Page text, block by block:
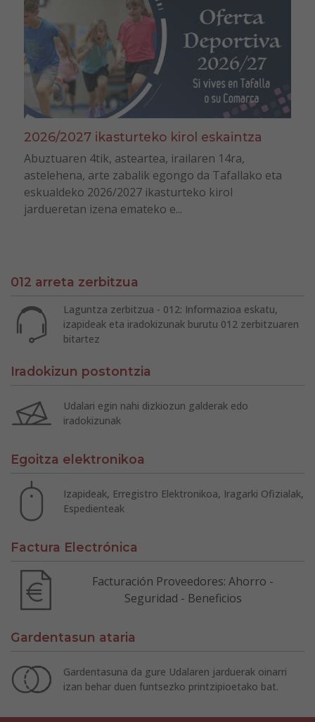
2026/2027 ikasturteko kirol eskaintza
Abuztuaren 4tik, asteartea, irailaren 14ra,
astelehena, arte zabalik egongo da Tafallako eta
eskualdeko 2026/2027 ikasturteko kirol
jardueretan izena emateko e...
012 arreta zerbitzua
Laguntza zerbitzua - 012: Informazioa eskatu,
izapideak eta iradokizunak burutu 012 zerbitzuaren
bitartez
Iradokizun postontzia
Udalari egin nahi dizkiozun galderak edo
iradokizunak
Egoitza elektronikoa
Izapideak, Erregistro Elektronikoa, Iragarki Ofizialak,
Espedienteak
Factura Electrónica
Facturación Proveedores: Ahorro -
Seguridad - Beneficios
Gardentasun ataria
Gardentasuna da gure Udalaren jarduerak oinarri
izan behar duen funtsezko printzipioetako bat.